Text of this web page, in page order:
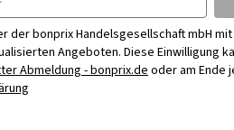
der bonprix Handelsgesellschaft mbH
Angeboten. Diese Einwilligung
Abmeldung - bonprix.de oder am Ende